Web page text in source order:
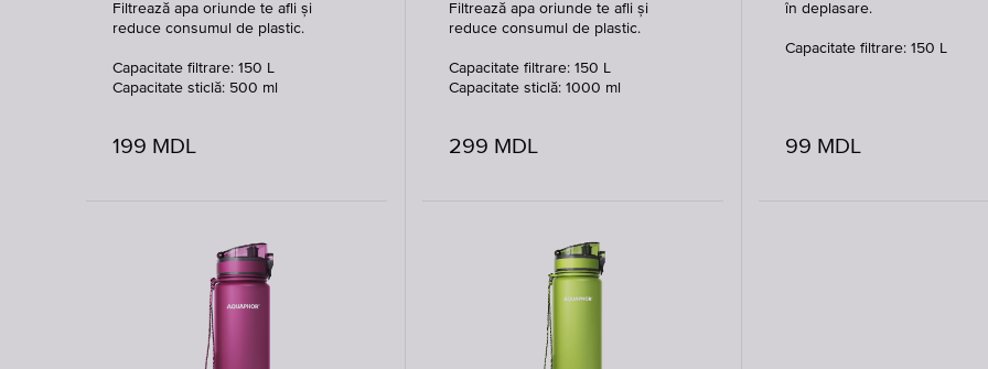
Filtrează apa oriunde te afli și
reduce consumul de plastic.
Capacitate filtrare: 150 L
Capacitate sticlă: 500 ml
199 MDL
Filtrează apa oriunde te afli și
reduce consumul de plastic.
Capacitate filtrare: 150 L
Capacitate sticlă: 1000 ml
299 MDL
în deplasare.
Capacitate filtrare: 150 L
99 MDL